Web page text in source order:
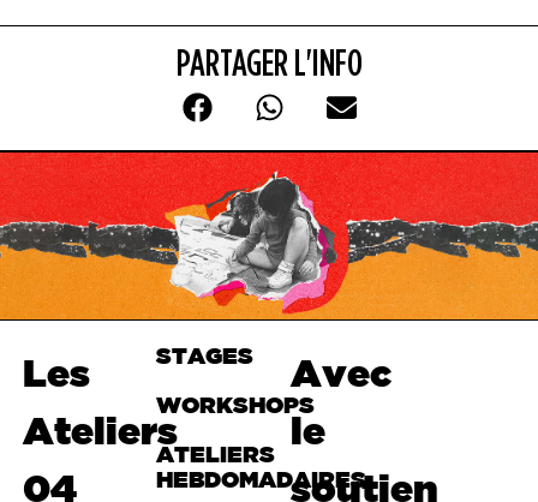
PARTAGER L'INFO
Les
Ateliers
04
STAGES
WORKSHOPS
ATELIERS
HEBDOMADAIRES
Avec
le
soutien